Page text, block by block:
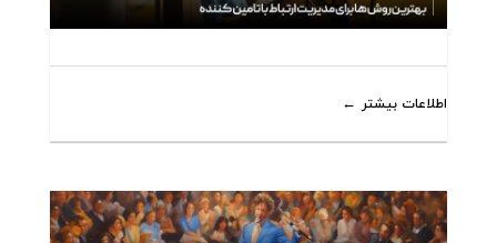
اطلاعات بیشتر